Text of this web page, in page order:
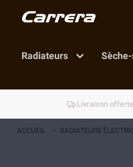
Radiateurs
Livraison offerte
ACCUEIL > RADIATEURS